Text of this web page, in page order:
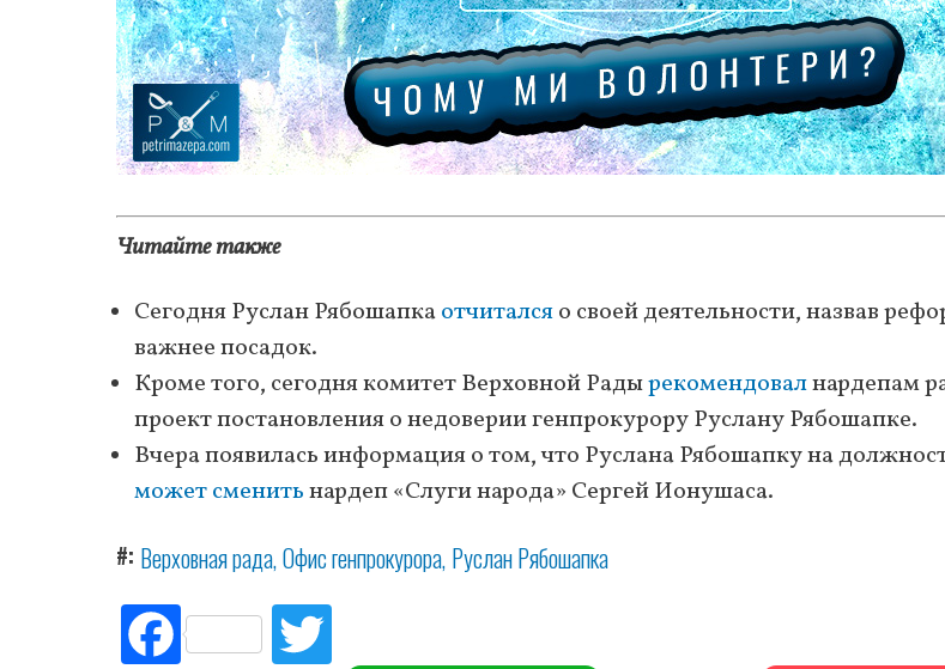
Читайте также
Сегодня Руслан Рябошапкаотчиталсяо своей деятельности, назвав
важнее посадок.
Кроме того, сегодня комитет Верховной Радырекомендовалнардепам
проект постановления о недоверии генпрокурору Руслану Рябошапке.
Вчера появилась информация о том, что Руслана Рябошапку на
может сменитьнардеп «Слуги народа» Сергей Ионушаса.
# Верховная рада Офис генпрокурора Руслан Рябошапка
Fac